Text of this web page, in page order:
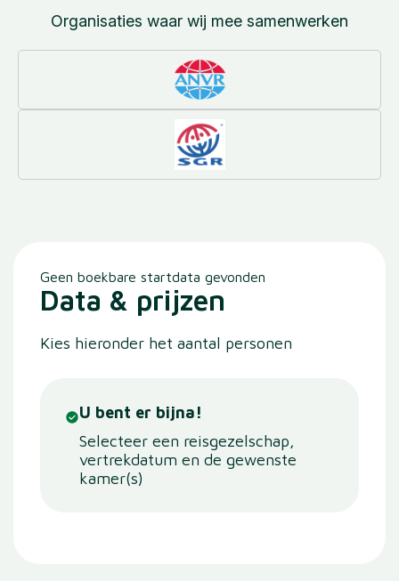
Organisaties waar wij mee samenwerken
Geen boekbare startdata gevonden
Data & prijzen
Kies hieronder het aantal personen
U bent er bijna!
Selecteer een reisgezelschap,
vertrekdatum en de gewenste
kamer(s)